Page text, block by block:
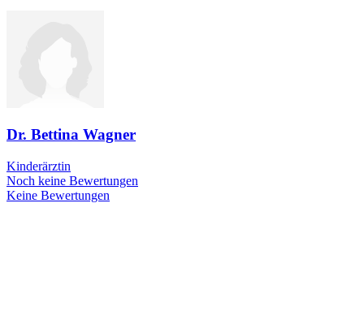
Dr. Bettina Wagner
Kinderärztin
Noch keine Bewertungen
Keine Bewertungen